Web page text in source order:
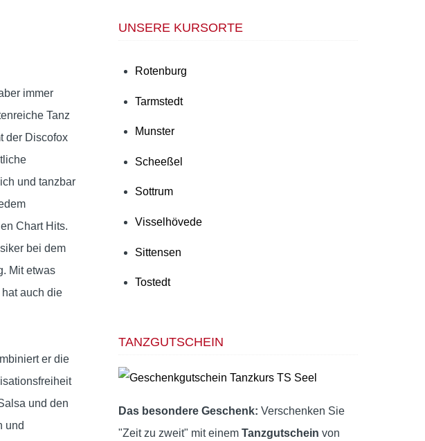
immer
Tanz
der Discofox
und tanzbar
Chart Hits.
bei dem
Mit etwas
hat auch die
er die
und den
und
UNSERE KURSORTE
Rotenburg
Tarmstedt
Munster
Scheeßel
Sottrum
Visselhövede
Sittensen
Tostedt
TANZGUTSCHEIN
Das besondere Geschenk: Verschenken Sie
"Zeit zu zweit" mit einem Tanzgutschein von